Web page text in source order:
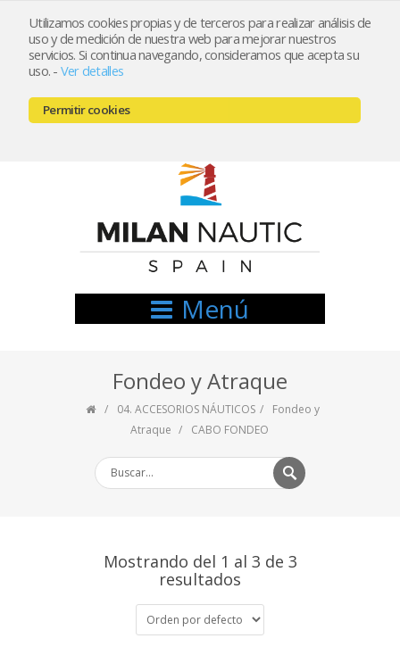
Utilizamos cookies propias y de terceros para realizar análisis de
uso y de medición de nuestra web para mejorar nuestros
servicios. Si continua navegando, consideramos que acepta su
uso. - Ver detalles
Permitir cookies
Registrarse Mi cuenta
666521122 // 654999333
Menú
Fondeo y Atraque
04. ACCESORIOS NÁUTICOS
Fondeo y
Atraque
CABO FONDEO
Mostrando del 1 al 3 de 3
resultados